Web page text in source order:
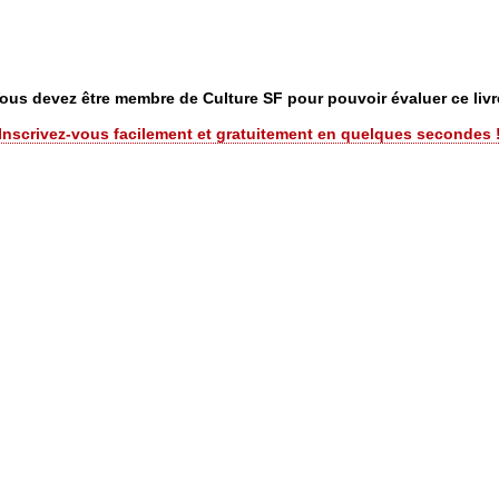
devez être membre de Culture SF pour pouvoir évaluer ce
vous facilement et gratuitement en quelques secondes